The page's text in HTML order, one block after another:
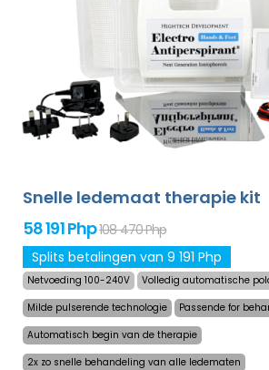
Snelle ledemaat therapie kit
58 191 Php108 470 Php
Splits betalingen van 9 191 Php
Netvoeding 100-240V
Volledig automatische
Milde pulserende technologie
Passende for
Automatisch begin van de therapie
2x zo snelle behandeling van alle ledematen